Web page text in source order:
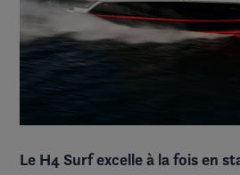
Le H4 Surf excelle à la fois en